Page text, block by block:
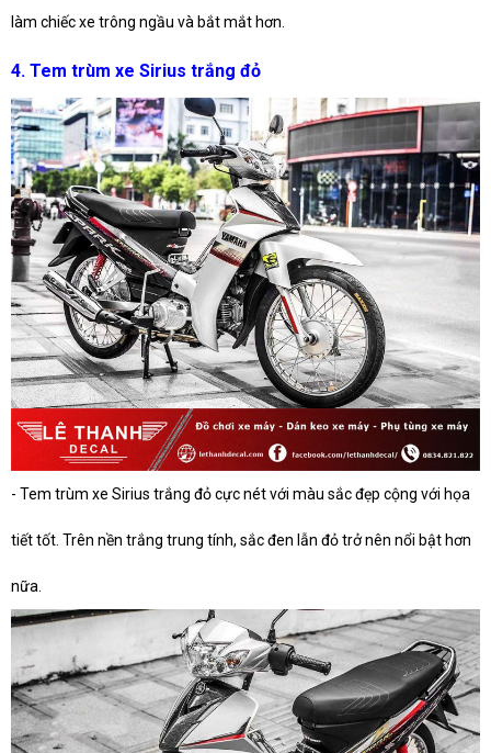
làm chiếc xe trông ngầu và bắt mắt hơn.
4. Tem trùm xe Sirius trắng đỏ
- Tem trùm xe Sirius trắng đỏ cực nét với màu sắc đẹp cộng với họa
tiết tốt. Trên nền trắng trung tính, sắc đen lẫn đỏ trở nên nổi bật hơn
nữa.